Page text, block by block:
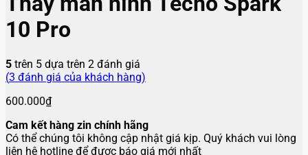
10 Pro
5 trên 5 dựa trên 2 đánh giá
(3 đánh giá của khách hàng)
600.000₫
Cam kết hàng zin chính hãng
Có thể chúng tôi không cập nhật giá kịp. Quý khách vui lòng
liên hệ hotline để được báo giá mới nhất